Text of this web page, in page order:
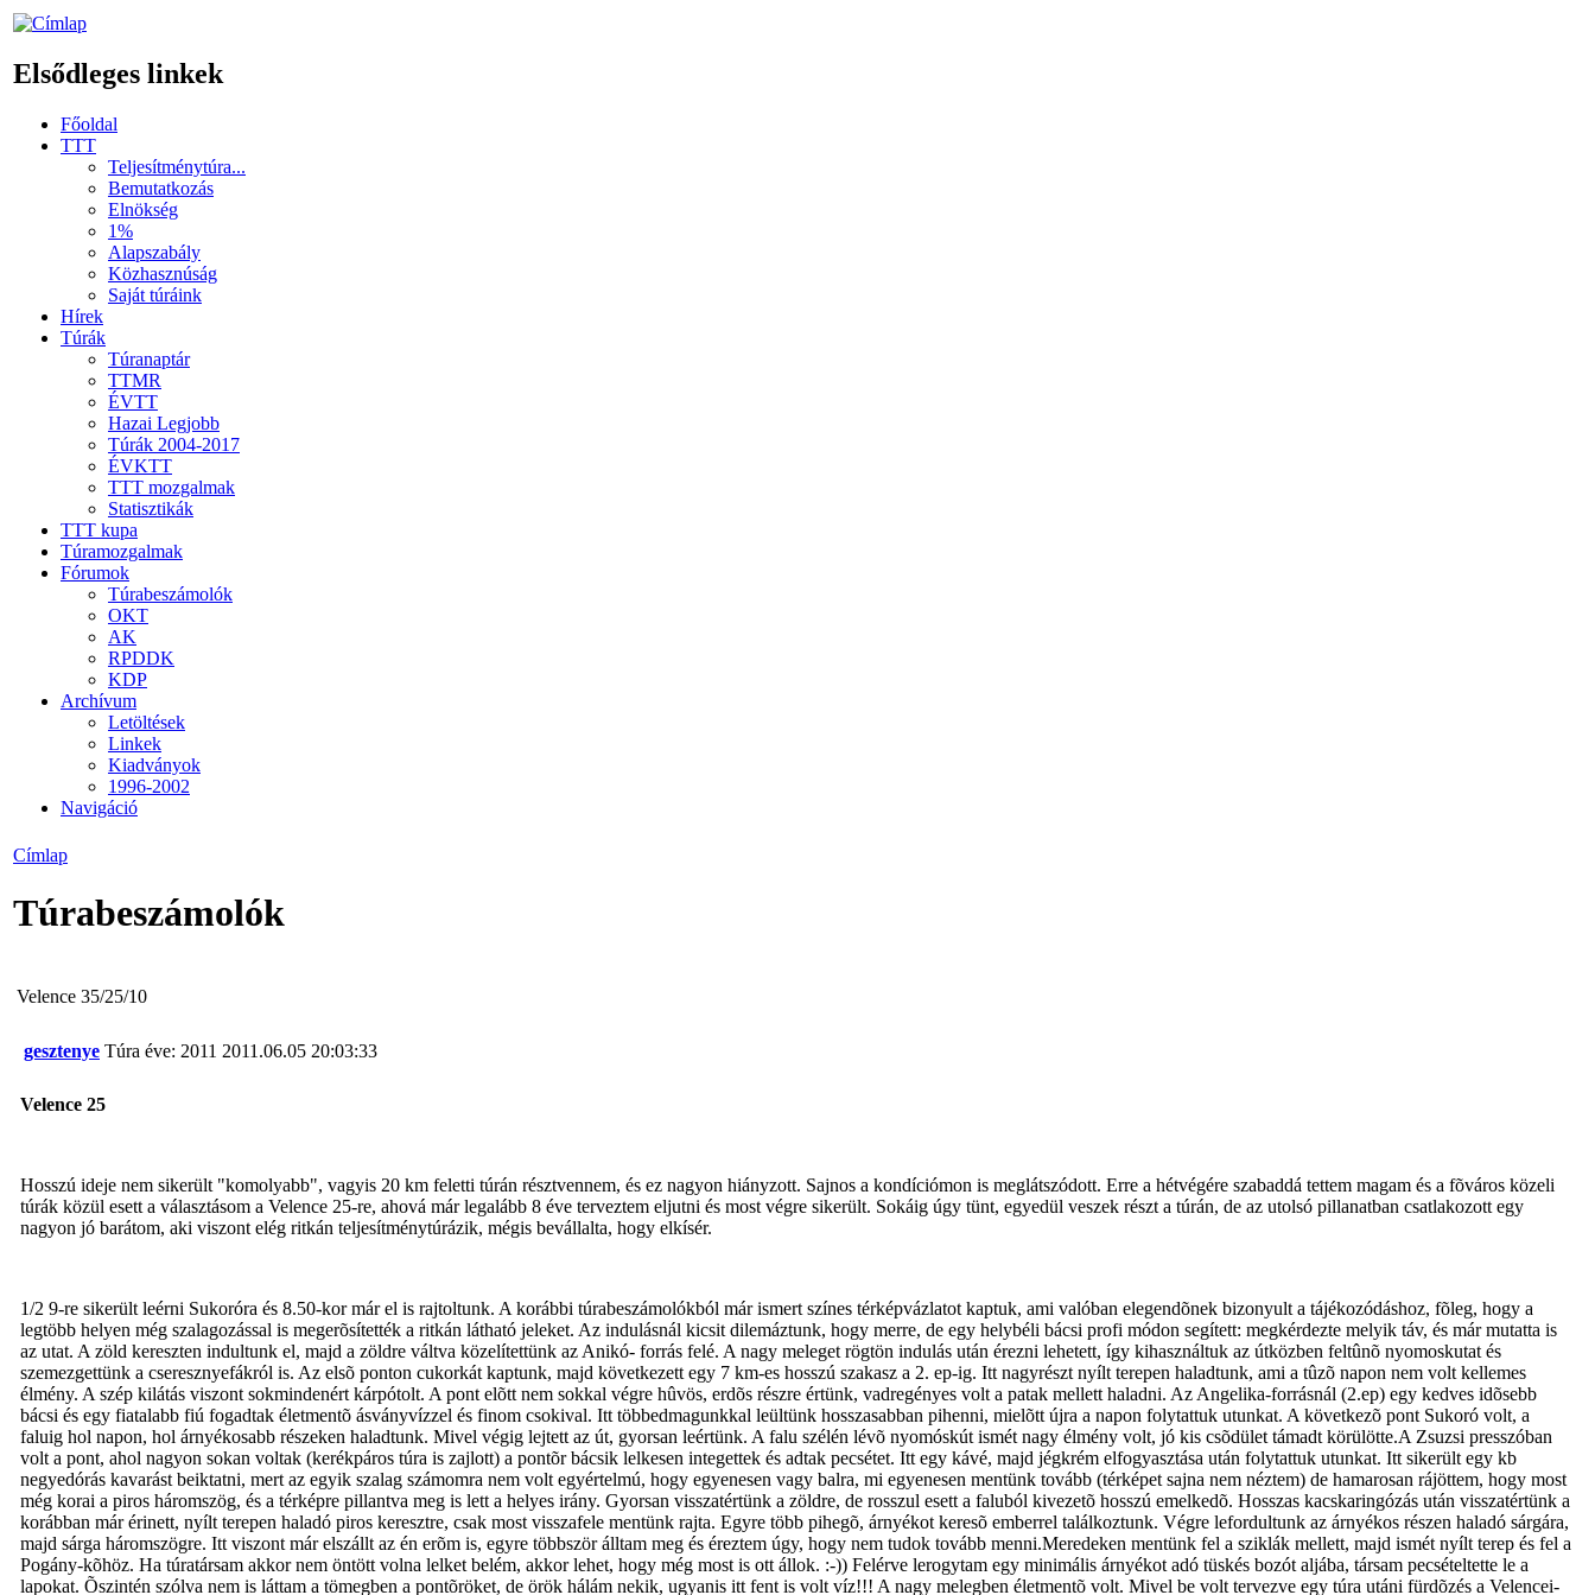
Elsődleges linkek
Főoldal
TTT
Teljesítménytúra...
Bemutatkozás
Elnökség
1%
Alapszabály
Közhasznúság
Saját túráink
Hírek
Túrák
Túranaptár
TTMR
ÉVTT
Hazai Legjobb
Túrák 2004-2017
ÉVKTT
TTT mozgalmak
Statisztikák
TTT kupa
Túramozgalmak
Fórumok
Túrabeszámolók
OKT
AK
RPDDK
KDP
Archívum
Letöltések
Linkek
Kiadványok
1996-2002
Navigáció
Címlap
Túrabeszámolók
Velence 35/25/10
gesztenye Túra éve: 2011 2011.06.05 20:03:33
Velence 25
Hosszú ideje nem sikerült "komolyabb", vagyis 20 km feletti túrán résztvennem, és ez nagyon hiányzott. Sajnos a kondíciómon is meglátszódott. Erre a hétvégére szabaddá tettem magam és a fõváros közeli
túrák közül esett a választásom a Velence 25-re, ahová már legalább 8 éve terveztem eljutni és most végre sikerült. Sokáig úgy tünt, egyedül veszek részt a túrán, de az utolsó pillanatban csatlakozott egy
nagyon jó barátom, aki viszont elég ritkán teljesítménytúrázik, mégis bevállalta, hogy elkísér.
1/2 9-re sikerült leérni Sukoróra és 8.50-kor már el is rajtoltunk. A korábbi túrabeszámolókból már ismert színes térképvázlatot kaptuk, ami valóban elegendõnek bizonyult a tájékozódáshoz, fõleg, hogy a
legtöbb helyen még szalagozással is megerõsítették a ritkán látható jeleket. Az indulásnál kicsit dilemáztunk, hogy merre, de egy helybéli bácsi profi módon segített: megkérdezte melyik táv, és már mutatta is
az utat. A zöld kereszten indultunk el, majd a zöldre váltva közelítettünk az Anikó- forrás felé. A nagy meleget rögtön indulás után érezni lehetett, így kihasználtuk az útközben feltûnõ nyomoskutat és
szemezgettünk a cseresznyefákról is. Az elsõ ponton cukorkát kaptunk, majd következett egy 7 km-es hosszú szakasz a 2. ep-ig. Itt nagyrészt nyílt terepen haladtunk, ami a tûzõ napon nem volt kellemes
élmény. A szép kilátás viszont sokmindenért kárpótolt. A pont elõtt nem sokkal végre hûvös, erdõs részre értünk, vadregényes volt a patak mellett haladni. Az Angelika-forrásnál (2.ep) egy kedves idõsebb
bácsi és egy fiatalabb fiú fogadtak életmentõ ásványvízzel és finom csokival. Itt többedmagunkkal leültünk hosszasabban pihenni, mielõtt újra a napon folytattuk utunkat. A következõ pont Sukoró volt, a
faluig hol napon, hol árnyékosabb részeken haladtunk. Mivel végig lejtett az út, gyorsan leértünk. A falu szélén lévõ nyomóskút ismét nagy élmény volt, jó kis csõdület támadt körülötte.A Zsuzsi presszóban
volt a pont, ahol nagyon sokan voltak (kerékpáros túra is zajlott) a pontõr bácsik lelkesen integettek és adtak pecsétet. Itt egy kávé, majd jégkrém elfogyasztása után folytattuk utunkat. Itt sikerült egy kb
negyedórás kavarást beiktatni, mert az egyik szalag számomra nem volt egyértelmú, hogy egyenesen vagy balra, mi egyenesen mentünk tovább (térképet sajna nem néztem) de hamarosan rájöttem, hogy most
még korai a piros háromszög, és a térképre pillantva meg is lett a helyes irány. Gyorsan visszatértünk a zöldre, de rosszul esett a faluból kivezetõ hosszú emelkedõ. Hosszas kacskaringózás után visszatértünk a
korábban már érinett, nyílt terepen haladó piros keresztre, csak most visszafele mentünk rajta. Egyre több pihegõ, árnyékot keresõ emberrel találkoztunk. Végre lefordultunk az árnyékos részen haladó sárgára,
majd sárga háromszögre. Itt viszont már elszállt az én erõm is, egyre többször álltam meg és éreztem úgy, hogy nem tudok tovább menni.Meredeken mentünk fel a sziklák mellett, majd ismét nyílt terep és fel a
Pogány-kõhöz. Ha túratársam akkor nem öntött volna lelket belém, akkor lehet, hogy még most is ott állok. :-)) Felérve lerogytam egy minimális árnyékot adó tüskés bozót aljába, társam pecsételtette le a
lapokat. Õszintén szólva nem is láttam a tömegben a pontõröket, de örök hálám nekik, ugyanis itt fent is volt víz!!! A nagy melegben életmentõ volt. Mivel be volt tervezve egy túra utáni fürdõzés a Velencei-